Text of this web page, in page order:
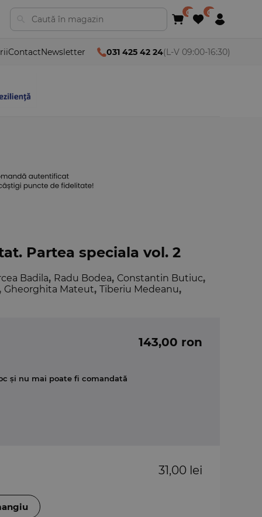
ContactNewsletter 031 425 42 24(L-V 09:00-16:30)
Partea speciala vol. 2
Badila, Radu Bodea, Constantin Butiuc,
Gheorghita Mateut, Tiberiu Medeanu,
143,00 ron
și nu mai poate fi comandată
31,00 lei